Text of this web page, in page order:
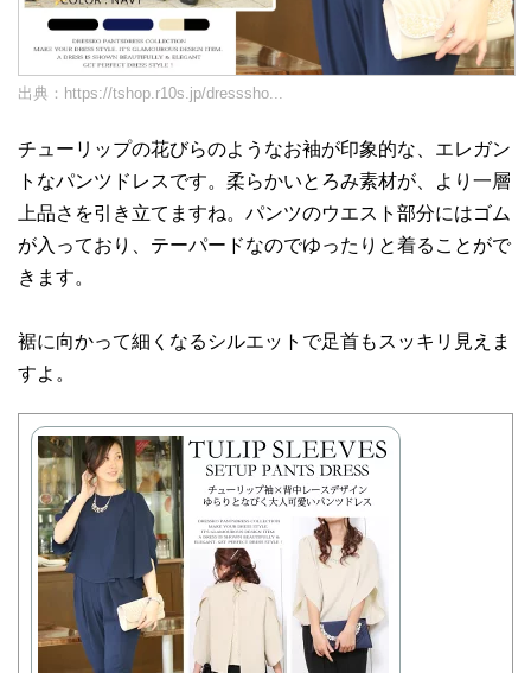
出典： https://tshop.r10s.jp/dresssho...
チューリップの花びらのようなお袖が印象的な、エレガン
トなパンツドレスです。柔らかいとろみ素材が、より一層
上品さを引き立てますね。パンツのウエスト部分にはゴム
が入っており、テーパードなのでゆったりと着ることがで
きます。
裾に向かって細くなるシルエットで足首もスッキリ見えま
すよ。